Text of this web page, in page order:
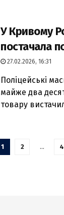
У Кривому
постачала
27.02.2026, 16:31
Поліцейські
майже два
товару
1 2 … 4